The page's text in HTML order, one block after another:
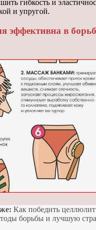
гибкость и
и упругой.
эффективна в
Как победить
борьбы и лучшую